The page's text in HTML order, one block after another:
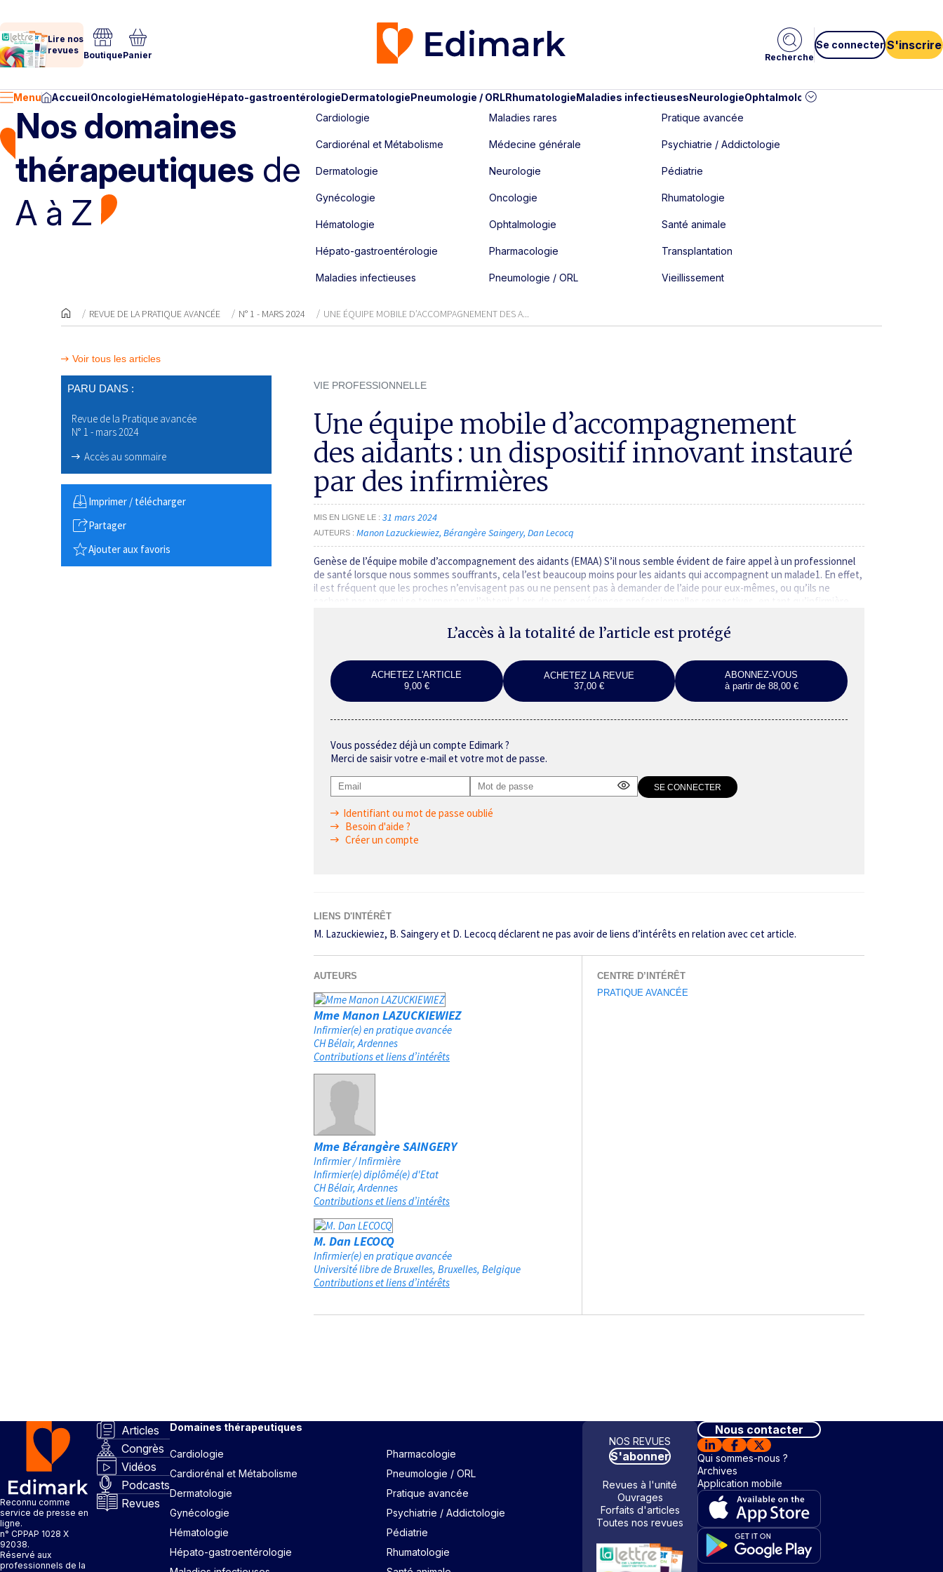
Lire nos
revues BoutiquePanier Recherche
Se connecter S'inscrire
Menu AccueilOncologieHématologieHépato-gastroentérologieDermatologiePneumologie / ORLRhumatologieMaladies infectieusesNeurologieOphtalmologie
Nos domaines
thérapeutiques de
A à Z
Cardiologie
Cardiorénal et Métabolisme
Dermatologie
Gynécologie
Hématologie
Hépato-gastroentérologie
Maladies infectieuses
Maladies rares
Médecine générale
Neurologie
Oncologie
Ophtalmologie
Pharmacologie
Pneumologie / ORL
Pratique avancée
Psychiatrie / Addictologie
Pédiatrie
Rhumatologie
Santé animale
Transplantation
Vieillissement
REVUE DE LA PRATIQUE AVANCÉE N° 1 - MARS 2024 UNE ÉQUIPE MOBILE D’ACCOMPA­GNEMENT DES A...
Voir tous les articles
PARU DANS :
Revue de la Pratique avancée
N° 1 - mars 2024
Accès au sommaire
Imprimer / télécharger
Partager
Ajouter aux favoris
VIE PROFESSIONNELLE
Une équipe mobile d’accompa­gnement
des aidants : un dispositif innovant instauré
par des infirmières
MIS EN LIGNE LE 31 mars 2024
AUTEURS Manon Lazuckiewiez Bérangère Saingery Dan Lecocq
Genèse de l’équipe mobile d’accompagnement des aidants (EMAA) S’il nous semble évident de faire appel à un professionnel
de santé lorsque nous sommes souffrants, cela l’est beaucoup moins pour les aidants qui accompagnent un malade1. En effet,
il est fréquent que les proches n’envisagent pas ou ne pensent pas à demander de l’aide pour eux-mêmes, ou qu’ils ne
sachent pas vers qui se tourner pour l’obtenir. Lors de nos expériences professionnelles respectives, en tant qu’infirmière…
L’accès à la totalité de l’article est protégé
ACHETEZ L'ARTICLE
9,00 €
ACHETEZ LA REVUE
37,00 €
ABONNEZ-VOUS
à partir de 88,00 €
Vous possédez déjà un compte Edimark ?
Merci de saisir votre e-mail et votre mot de passe.
Identifiant ou mot de passe oublié
Besoin d'aide ?
Créer un compte
LIENS D'INTÉRÊT
M. Lazuckiewiez, B. Saingery et D. Lecocq déclarent ne pas avoir de liens d’intérêts en relation avec cet article.
AUTEURS
Mme Manon LAZUCKIEWIEZ
Infirmier(e) en pratique avancée
CH Bélair Ardennes
Contributions et liens d’intérêts
Mme Bérangère SAINGERY
Infirmier / Infirmière
Infirmier(e) diplômé(e) d'Etat
CH Bélair Ardennes
Contributions et liens d’intérêts
M. Dan LECOCQ
Infirmier(e) en pratique avancée
Université libre de Bruxelles Bruxelles, Belgique
Contributions et liens d’intérêts
CENTRE D’INTÉRÊT
PRATIQUE AVANCÉE
Reconnu comme
service de presse en
ligne.
n° CPPAP 1028 X
92038.
Réservé aux
professionnels de la
Articles
Congrès
Vidéos
Podcasts
Revues
Domaines thérapeutiques
Cardiologie
Cardiorénal et Métabolisme
Dermatologie
Gynécologie
Hématologie
Hépato-gastroentérologie
Pharmacologie
Pneumologie / ORL
Pratique avancée
Psychiatrie / Addictologie
Pédiatrie
Rhumatologie
NOS REVUES
S'abonner
Revues à l'unité
Ouvrages
Forfaits d'articles
Toutes nos revues
Nous contacter
Qui sommes-nous ?
Archives
Application mobile